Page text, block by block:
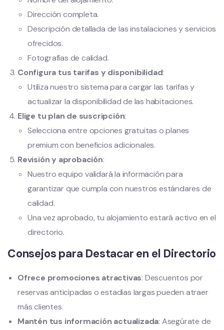
Dirección completa.
Descripción detallada de las instalaciones y servicios
ofrecidos.
Fotografías de calidad.
Configura tus tarifas y disponibilidad:
Utiliza nuestro sistema para cargar las tarifas y
actualizar la disponibilidad de las habitaciones.
Elige tu plan de suscripción:
Selecciona entre opciones gratuitas o planes
premium con beneficios adicionales.
Revisión y aprobación:
Nuestro equipo validará la información para
garantizar que cumpla con nuestros estándares de
calidad.
Una vez aprobado, tu alojamiento estará activo en el
directorio.
Consejos para Destacar en el Directorio
Ofrece promociones atractivas: Descuentos por
reservas anticipadas o estadías largas pueden atraer
más clientes.
Mantén tus información actualizada: Asegúrate de